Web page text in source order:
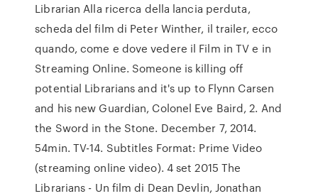
Librarian Alla ricerca della lancia perduta,
scheda del film di Peter Winther, il trailer, ecco
quando, come e dove vedere il Film in TV e in
Streaming Online. Someone is killing off
potential Librarians and it's up to Flynn Carsen
and his new Guardian, Colonel Eve Baird, 2. And
the Sword in the Stone. December 7, 2014.
54min. TV-14. Subtitles Format: Prime Video
(streaming online video). 4 set 2015 The
Librarians - Un film di Dean Devlin, Jonathan